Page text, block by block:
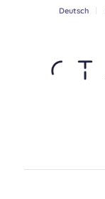
Deutsch